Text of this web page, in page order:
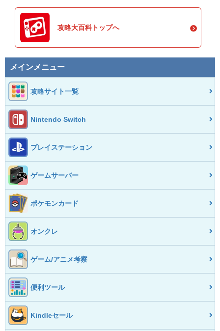
攻略大百科トップへ
メインメニュー
攻略サイト一覧
Nintendo Switch
プレイステーション
ゲームサーバー
ポケモンカード
オンクレ
ゲーム/アニメ考察
便利ツール
Kindleセール